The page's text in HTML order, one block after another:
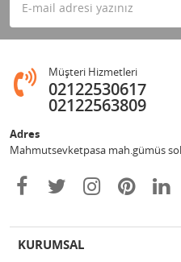
Müşteri Hizmetleri
02122530617
02122563809
Adres
Mahmutsevketpasa mah.gümüs
KURUMSAL